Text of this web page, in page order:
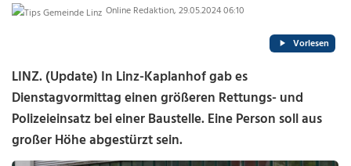
Online Redaktion, 29.05.2024 06:10
Vorlesen
LINZ. (Update) In Linz-Kaplanhof gab es
Dienstagvormittag einen größeren Rettungs- und
Polizeieinsatz bei einer Baustelle. Eine Person soll aus
großer Höhe abgestürzt sein.